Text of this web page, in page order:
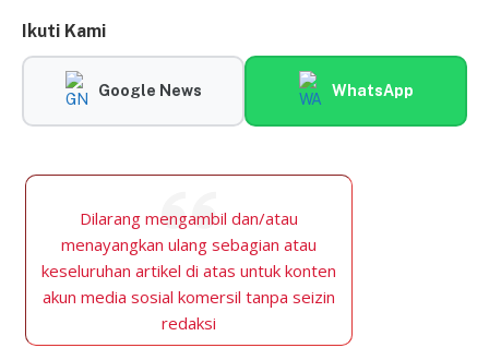
Ikuti Kami
Google News WhatsApp
Dilarang mengambil dan/atau
menayangkan ulang sebagian atau
keseluruhan artikel di atas untuk konten
akun media sosial komersil tanpa seizin
redaksi